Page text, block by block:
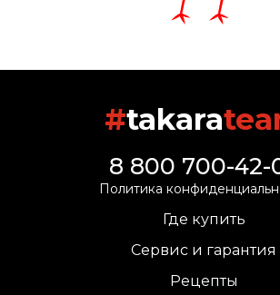
#takara
8 800 700-42-
Политика
Где купить
Сервис и гарантия
Рецепты